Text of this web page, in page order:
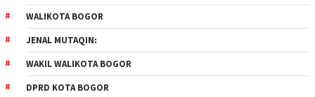
WALIKOTA BOGOR
JENAL MUTAQIN:
WAKIL WALIKOTA BOGOR
DPRD KOTA BOGOR